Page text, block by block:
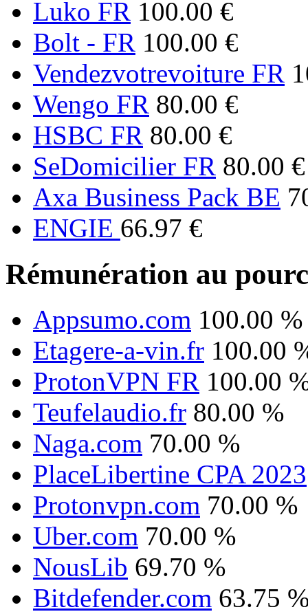
Luko FR 100.00 €
Bolt - FR 100.00 €
Vendezvotrevoiture FR
Wengo FR 80.00 €
HSBC FR 80.00 €
SeDomicilier FR 80.00 €
Axa Business Pack BE
ENGIE 66.97 €
Rémunération au
Appsumo.com 100.00 %
Etagere-a-vin.fr 100.00
ProtonVPN FR 100.00
Teufelaudio.fr 80.00 %
Naga.com 70.00 %
PlaceLibertine CPA 2023
Protonvpn.com 70.00 %
Uber.com 70.00 %
NousLib 69.70 %
Bitdefender.com 63.75